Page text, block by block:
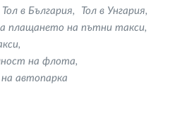
Тол в България
Тол в Унгария
плащането на пътни такси
на флота
автопарка